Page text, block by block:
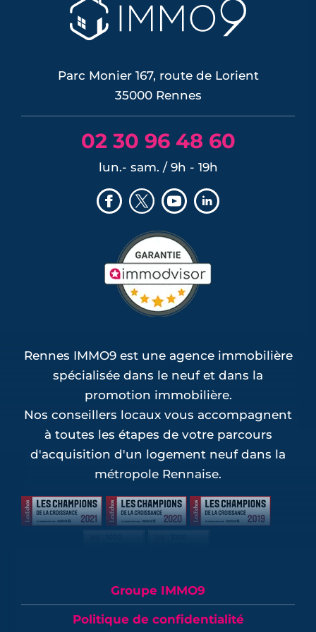
possible, risque de décote, limites du
DPE, atout du neuf : ce qu'il faut savoir
avant d'acheter ou de revendre.
Parc Monier 167, route de Lorient
35000 Rennes
02 30 96 48 60
lun.- sam. / 9h - 19h
Rennes IMMO9 est une agence immobilière
spécialisée dans le neuf et dans la
promotion immobilière.
Nos conseillers locaux vous accompagnent
à toutes les étapes de votre parcours
d'acquisition d'un logement neuf dans la
métropole Rennaise.
Groupe IMMO9
Politique de confidentialité